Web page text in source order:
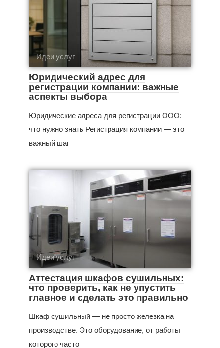
Идеи услуг
Юридический адрес для
регистрации компании: важные
аспекты выбора
Юридические адреса для регистрации ООО:
что нужно знать Регистрация компании — это
важный шаг
Идеи услуг
Аттестация шкафов сушильных:
что проверить, как не упустить
главное и сделать это правильно
Шкаф сушильный — не просто железка на
производстве. Это оборудование, от работы
которого часто